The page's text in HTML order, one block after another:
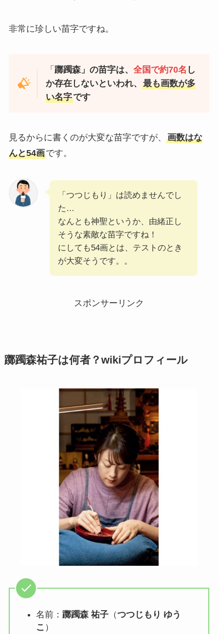
非常に珍しい苗字ですね。
「躑躅森」の苗字は、全国で約70名 し
か存在しないといわれ、最も画数が多
い名字です
見るからに書くのが大変な苗字ですが、 画数はな
んと54画です。
「つつじもり」は読めませんでし
た…
なんとも神聖というか、由緒正し
そうな素敵な苗字ですね！
にしても54画とは、テストのとき
が大変そうです。。
スポンサーリンク
躑躅森祐子は何者？wikiプロフィール
名前： 躑躅森 祐子（つつじもり ゆう
こ ）